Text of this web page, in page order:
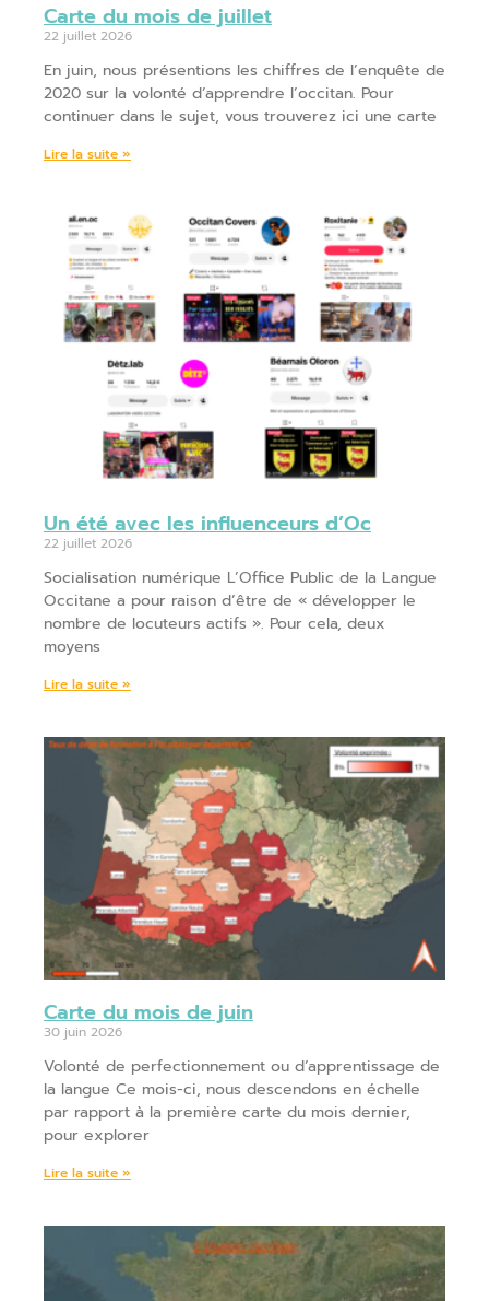
Carte du mois de juillet
22 juillet 2026
En juin, nous présentions les chiffres de l’enquête de
2020 sur la volonté d’apprendre l’occitan. Pour
continuer dans le sujet, vous trouverez ici une carte
Lire la suite »
Un été avec les influenceurs d’Oc
22 juillet 2026
Socialisation numérique L’Office Public de la Langue
Occitane a pour raison d’être de « développer le
nombre de locuteurs actifs ». Pour cela, deux
moyens
Lire la suite »
Carte du mois de juin
30 juin 2026
Volonté de perfectionnement ou d’apprentissage de
la langue Ce mois-ci, nous descendons en échelle
par rapport à la première carte du mois dernier,
pour explorer
Lire la suite »